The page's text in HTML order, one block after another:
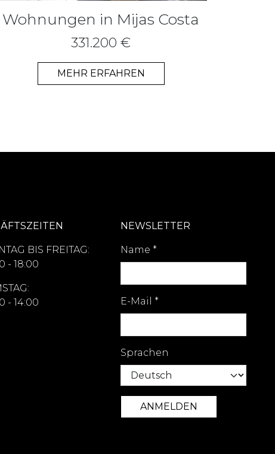
Wohnungen in Mijas Costa
331.200 €
MEHR ERFAHREN
BIS FREITAG:
- 18:00
- 14:00
NEWSLETTER
Name *
E-Mail *
Sprachen